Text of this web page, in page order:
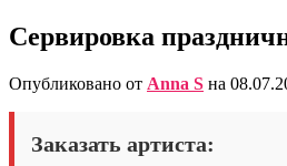
Сервировка
Опубликовано от Anna S на
Заказать артиста: